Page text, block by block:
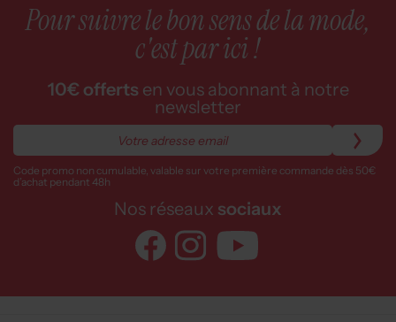
Pour suivre le bon sens de la mode,
c'est par ici !
10€ offerts en vous abonnant à notre
newsletter
Code promo non cumulable, valable sur votre première commande dès 50€
d’achat pendant 48h
Nos réseaux sociaux